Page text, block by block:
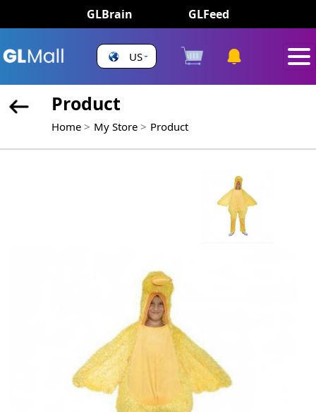
GLBrain GLFeed
US
Product
Home My Store Product